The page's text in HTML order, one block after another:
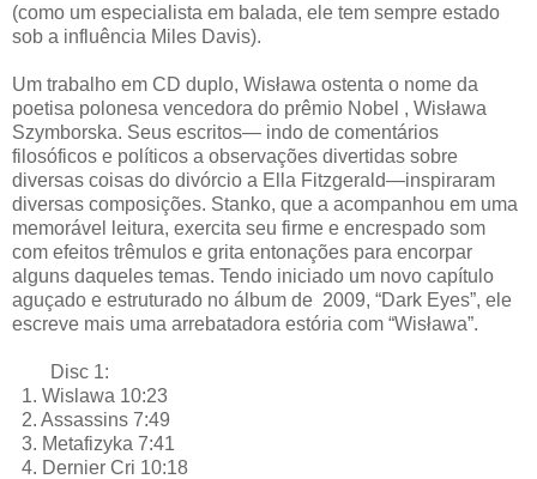
(como um especialista em balada, ele tem sempre estado
sob a influência Miles Davis).
Um trabalho em CD duplo, Wisława ostenta o nome da
poetisa polonesa vencedora do prêmio Nobel , Wisława
Szymborska. Seus escritos— indo de comentários
filosóficos e políticos a observações divertidas sobre
diversas coisas do divórcio a Ella Fitzgerald—inspiraram
diversas composições. Stanko, que a acompanhou em uma
memorável leitura, exercita seu firme e encrespado som
com efeitos trêmulos e grita entonações para encorpar
alguns daqueles temas. Tendo iniciado um novo capítulo
aguçado e estruturado no álbum de 2009, “Dark Eyes”, ele
escreve mais uma arrebatadora estória com “Wisława”.
Disc 1:
1. Wislawa 10:23
2. Assassins 7:49
3. Metafizyka 7:41
4. Dernier Cri 10:18